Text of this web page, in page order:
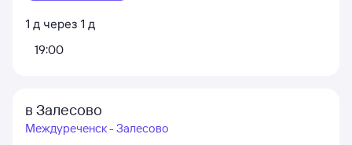
1 д через 1 д
19:00
в Залесово
Междуреченск - Залесово